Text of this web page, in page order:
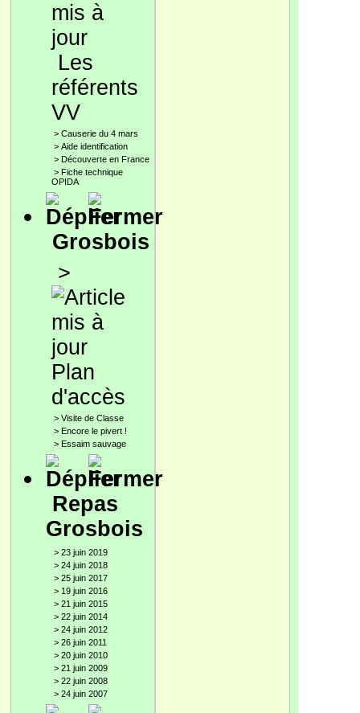
Les
référents
VV
> Causerie du 4 mars
> Aide identification
> Découverte en France
> Fiche technique
OPIDA
Grosbois
>
Plan
d'accès
> Visite de Classe
> Encore le pivert !
> Essaim sauvage
Repas
Grosbois
> 23 juin 2019
> 24 juin 2018
> 25 juin 2017
> 19 juin 2016
> 21 juin 2015
> 22 juin 2014
> 24 juin 2012
> 26 juin 2011
> 20 juin 2010
> 21 juin 2009
> 22 juin 2008
> 24 juin 2007